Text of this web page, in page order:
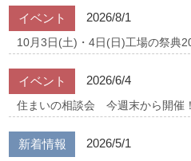
イベント 2026/8/1
10月3日(土)・4日(日)工場の祭典
イベント 2026/6/4
住まいの相談会 今週末から開催！
新着情報 2026/5/1